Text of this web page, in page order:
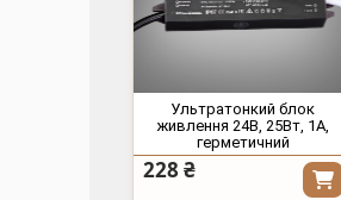
Ультратонкий блок
живлення 24В, 25Вт, 1А,
герметичний
228 ₴